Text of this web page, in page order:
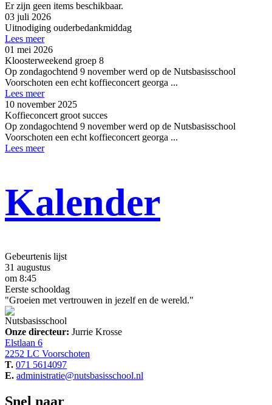
Er zijn geen items beschikbaar.
03 juli 2026
Uitnodiging ouderbedankmiddag
Lees meer
01 mei 2026
Kloosterweekend groep 8
Op zondagochtend 9 november werd op de Nutsbasisschool
Voorschoten een echt koffieconcert georga ...
Lees meer
10 november 2025
Koffieconcert groot succes
Op zondagochtend 9 november werd op de Nutsbasisschool
Voorschoten een echt koffieconcert georga ...
Lees meer
Kalender
Gebeurtenis lijst
31 augustus
om 8:45
Eerste schooldag
"Groeien met vertrouwen in jezelf en de wereld."
Nutsbasisschool
Onze directeur: Jurrie Krosse
Elstlaan 6
2252 LC Voorschoten
T. 071 5614097
E. administratie@nutsbasisschool.nl
Snel naar